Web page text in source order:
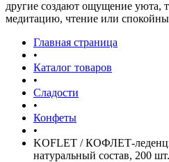
другие создают ощущение уюта,
медитацию, чтение или
Главная страница
•
Каталог товаров
•
Сладости
•
Конфеты
•
KOFLET / КОФЛЕТ-
натуральный состав, 200 шт.